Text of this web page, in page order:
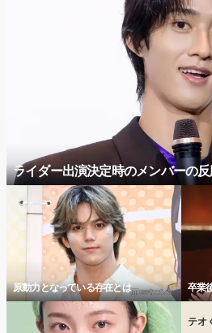
ライダー出演決定時のメンバーの
原動力となっている存在とは 卒業
テオ